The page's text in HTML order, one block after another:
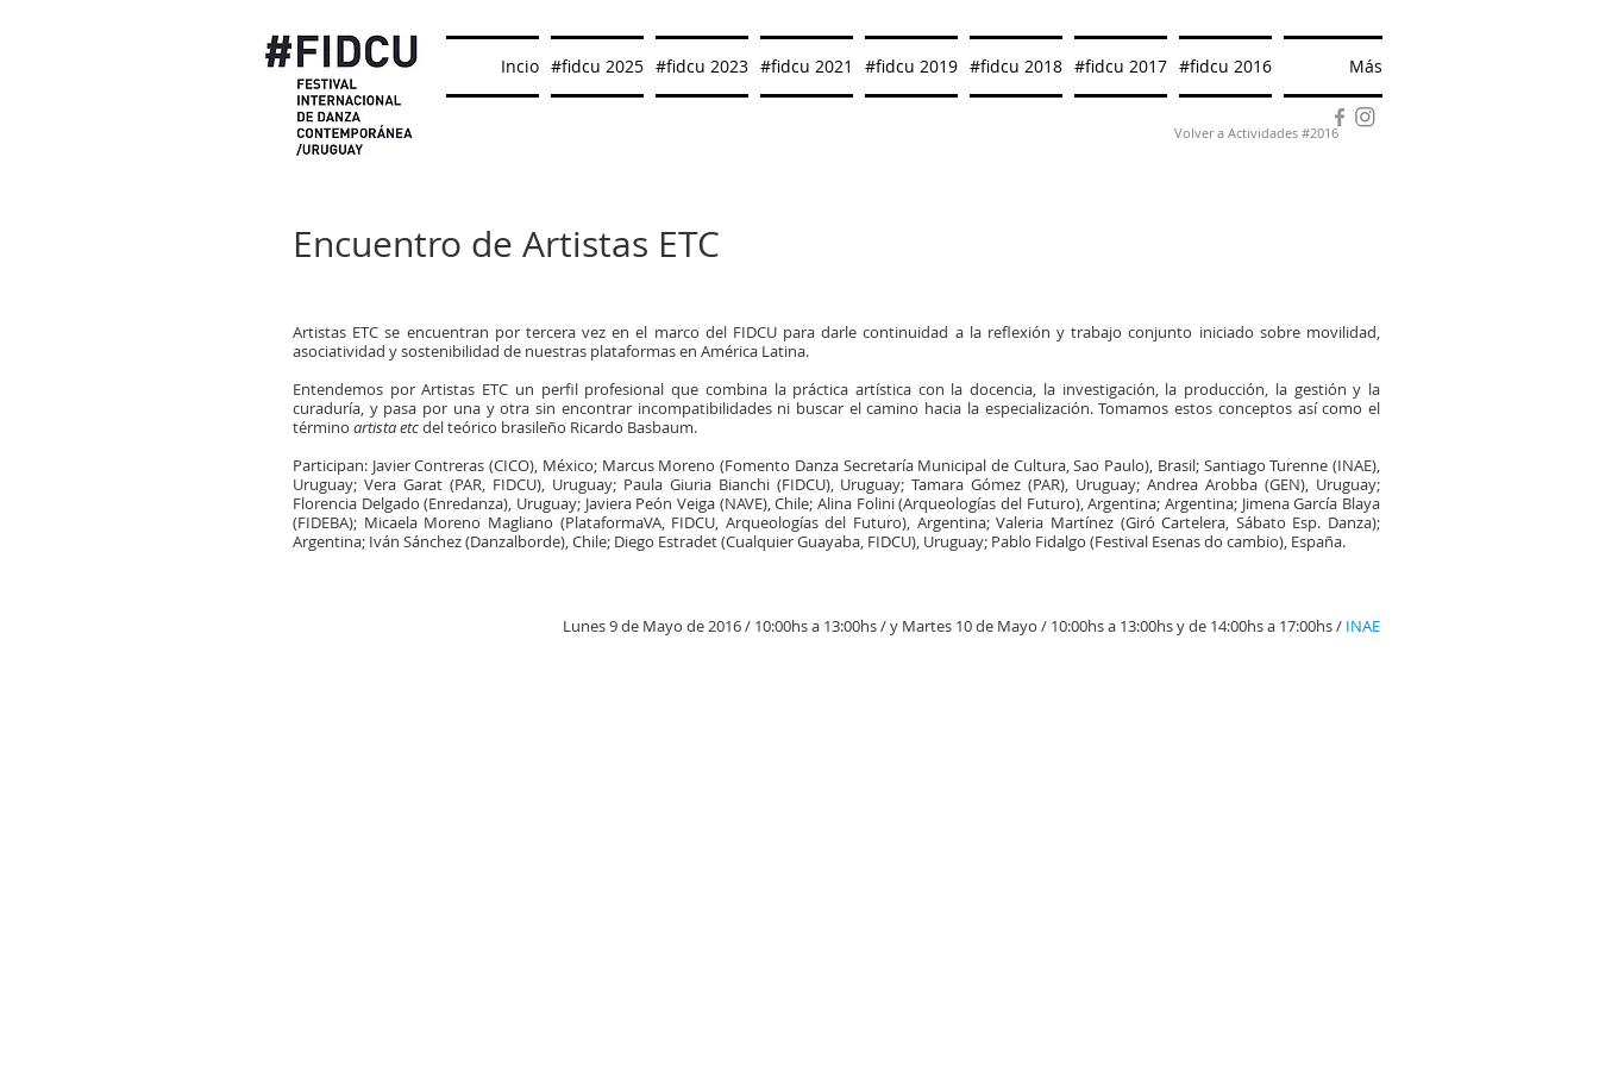
Incio #fidcu 2025 #fidcu 2023 #fidcu 2021 #fidcu 2019 #fidcu 2018 #fidcu 2017 #fidcu 2016 Más
Volver a Actividades #2016
Encuentro de Artistas ETC
Artistas ETC se encuentran por tercera vez en el marco del FIDCU para darle continuidad a la reflexión y trabajo conjunto iniciado sobre movilidad,
asociatividad y sostenibilidad de nuestras plataformas en América Latina.
Entendemos por Artistas ETC un perfil profesional que combina la práctica artística con la docencia, la investigación, la producción, la gestión y la
curaduría, y pasa por una y otra sin encontrar incompatibilidades ni buscar el camino hacia la especialización. Tomamos estos conceptos así como el
término artista etcdel teórico brasileño Ricardo Basbaum.
Participan: Javier Contreras (CICO), México; Marcus Moreno (Fomento Danza Secretaría Municipal de Cultura, Sao Paulo), Brasil; Santiago Turenne (INAE),
Uruguay; Vera Garat (PAR, FIDCU), Uruguay; Paula Giuria Bianchi (FIDCU), Uruguay; Tamara Gómez (PAR), Uruguay; Andrea Arobba (GEN), Uruguay;
Florencia Delgado (Enredanza), Uruguay; Javiera Peón Veiga (NAVE), Chile; Alina Folini (Arqueologías del Futuro), Argentina; Argentina; Jimena García Blaya
(FIDEBA); Micaela Moreno Magliano (PlataformaVA, FIDCU, Arqueologías del Futuro), Argentina; Valeria Martínez (Giró Cartelera, Sábato Esp. Danza);
Argentina; Iván Sánchez (Danzalborde), Chile; Diego Estradet (Cualquier Guayaba, FIDCU), Uruguay; Pablo Fidalgo (Festival Esenas do cambio), España.
Lunes 9 de Mayo de 2016 / 10:00hs a 13:00hs / y Martes 10 de Mayo / 10:00hs a 13:00hs y de 14:00hs a 17:00hs / INAE